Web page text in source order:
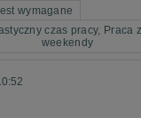
wymagane
czas pracy, Praca
weekendy